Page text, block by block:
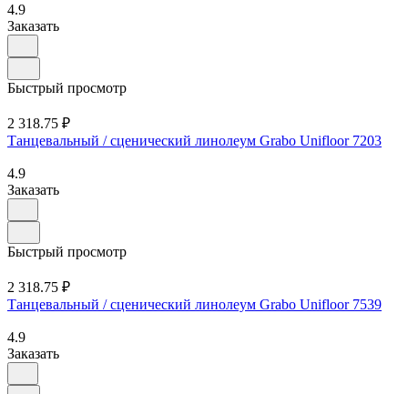
4.9
Заказать
Быстрый просмотр
2 318.75 ₽
Танцевальный / сценический линолеум Grabo Unifloor 7203
4.9
Заказать
Быстрый просмотр
2 318.75 ₽
Танцевальный / сценический линолеум Grabo Unifloor 7539
4.9
Заказать